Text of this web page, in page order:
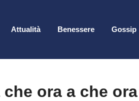
Attualità Benessere Gossip
ora a che ora